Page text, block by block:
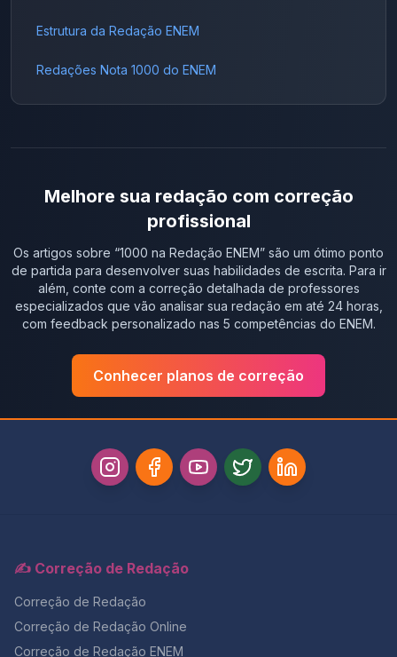
Estrutura da Redação ENEM
Redações Nota 1000 do ENEM
Melhore sua redação com correção
profissional
Os artigos sobre “1000 na Redação ENEM” são um ótimo ponto
de partida para desenvolver suas habilidades de escrita. Para ir
além, conte com a correção detalhada de professores
especializados que vão analisar sua redação em até 24 horas,
com feedback personalizado nas 5 competências do ENEM.
Conhecer planos de correção
✍️ Correção de Redação
Correção de Redação
Correção de Redação Online
Correção de Redação ENEM